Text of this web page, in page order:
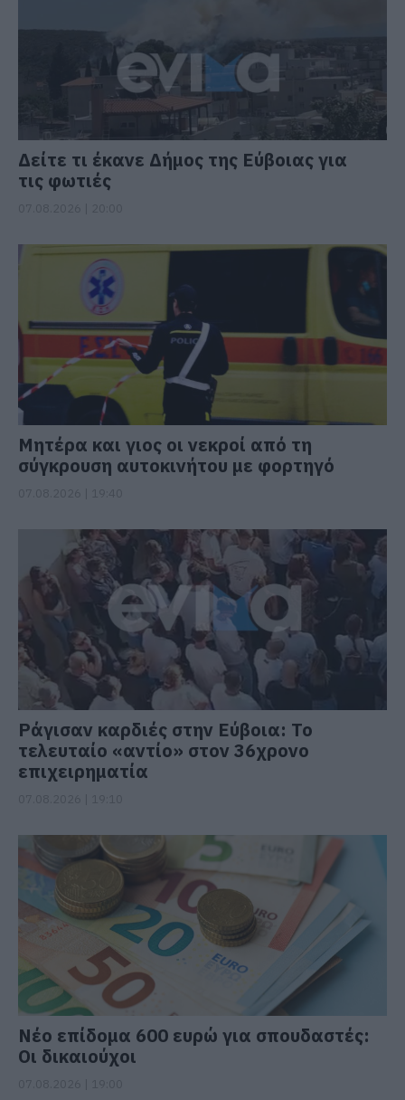
Δείτε τι έκανε Δήμος της Εύβοιας για
τις φωτιές
Μητέρα και γιος οι νεκροί από τη
σύγκρουση αυτοκινήτου με φορτηγό
Ράγισαν καρδιές στην Εύβοια: Το
τελευταίο «αντίο» στον 36χρονο
επιχειρηματία
Νέο επίδομα 600 ευρώ για σπουδαστές:
Οι δικαιούχοι